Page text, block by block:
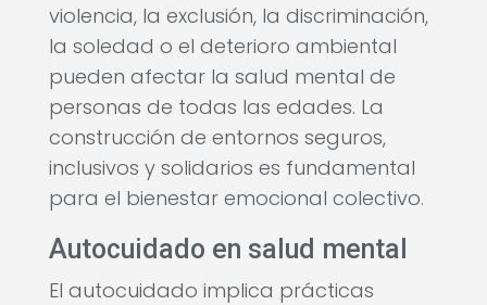
violencia, la exclusión, la discriminación,
la soledad o el deterioro ambiental
pueden afectar la salud mental de
personas de todas las edades. La
construcción de entornos seguros,
inclusivos y solidarios es fundamental
para el bienestar emocional colectivo.
Autocuidado en salud mental
El autocuidado implica prácticas